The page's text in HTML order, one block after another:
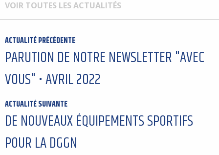
VOIR TOUTES LES ACTUALITÉS
ACTUALITÉ PRÉCÉDENTE
PARUTION DE NOTRE NEWSLETTER "AVEC
VOUS" • AVRIL 2022
ACTUALITÉ SUIVANTE
DE NOUVEAUX ÉQUIPEMENTS SPORTIFS
POUR LA DGGN